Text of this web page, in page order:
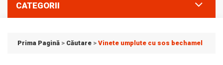
CATEGORII
Prima Pagină > Căutare > Vinete umplute cu sos bechamel